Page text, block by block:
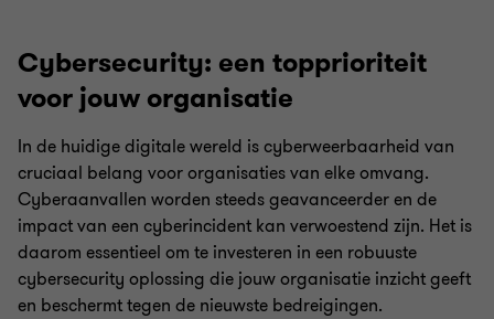
Cybersecurity: een topprioriteit
voor jouw organisatie
In de huidige digitale wereld is cyberweerbaarheid van
cruciaal belang voor organisaties van elke omvang.
Cyberaanvallen worden steeds geavanceerder en de
impact van een cyberincident kan verwoestend zijn. Het is
daarom essentieel om te investeren in een robuuste
cybersecurity oplossing die jouw organisatie inzicht geeft
en beschermt tegen de nieuwste bedreigingen.